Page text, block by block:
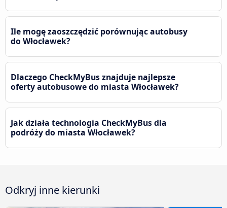
Ile mogę zaoszczędzić porównując autobusy
do Włocławek?
Dlaczego CheckMyBus znajduje najlepsze
oferty autobusowe do miasta Włocławek?
Jak działa technologia CheckMyBus dla
podróży do miasta Włocławek?
Odkryj inne kierunki